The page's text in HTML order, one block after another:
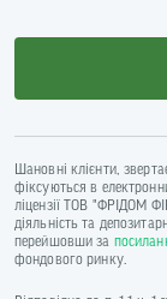
Шановні клієнти,
фіксуються в
ліцензії ТОВ "ФРІДОМ
діяльність та
перейшовши за
фондового ринку.